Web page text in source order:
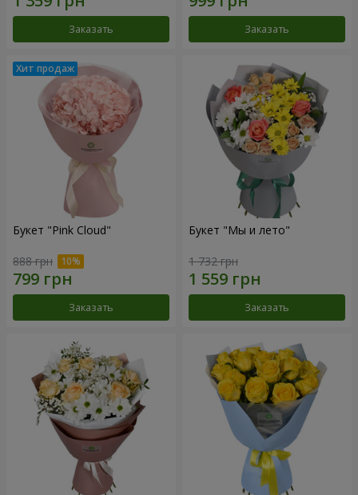
Заказать Заказать
Букет "Pink Cloud"
888 грн
Заказать
Букет "Мы и лето"
1 732 грн
Заказать